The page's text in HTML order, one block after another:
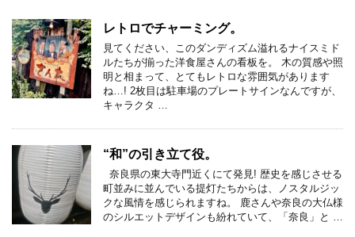
レトロでチャーミング。
見てください、このダンディズム溢れるナイスミド
ルたちが揃った洋食屋さんの看板を。 木の質感や照
明と相まって、とてもレトロな雰囲気があります
ね…! 2枚目は駐車場のプレートサインなんですが、
キャラクタ …
“和”の引き立て役。
奈良県の東大寺門近くにて発見! 歴史を感じさせる
町並みに並んでいる提灯たちからは、ノスタルジッ
クな風情を感じられますね。 鹿さんや奈良の大仏様
のシルエットデザインも紛れていて、「奈良」と …